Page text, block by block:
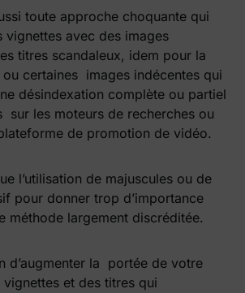
toute approche choquante qui
vignettes avec des images
titres scandaleux, idem pour la
certaines images indécentes qui
désindexation complète ou partiel
les moteurs de recherches ou
de promotion de vidéo.
l’utilisation de majuscules ou de
pour donner trop d’importance
méthode largement discréditée.
d’augmenter la
portée de votre
et des titres qui